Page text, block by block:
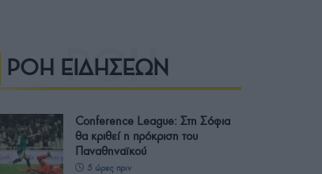
ΡΟΗ ΕΙΔΗΣΕΩΝ
Conference League: Στη Σόφια
θα κριθεί η πρόκριση του
Παναθηναϊκού
5 ώρες πριν